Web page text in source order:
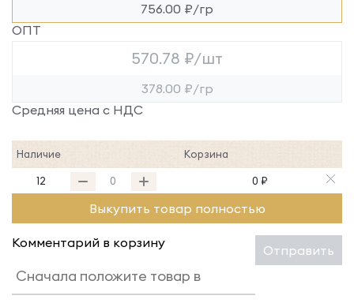
756.00 ₽/гр
ОПТ
570.78 ₽/шт
378.00 ₽/гр
Средняя цена с НДС
Наличие Корзина
12 0 ₽
Выкупить товар полностью
Комментарий в корзину Отправить